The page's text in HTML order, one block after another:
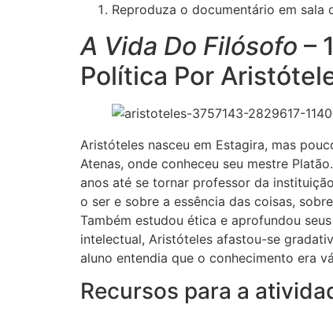
Reproduza o documentário em sala
A Vida Do Filósofo –
Política Por
Aristóteles nasceu em Estagira, mas
Atenas, onde conheceu seu mestre
anos até se tornar professor da
o ser e sobre a essência das coisas,
Também estudou ética e aprofundou
intelectual, Aristóteles afastou-se
aluno entendia que o conhecimento era
Recursos para a